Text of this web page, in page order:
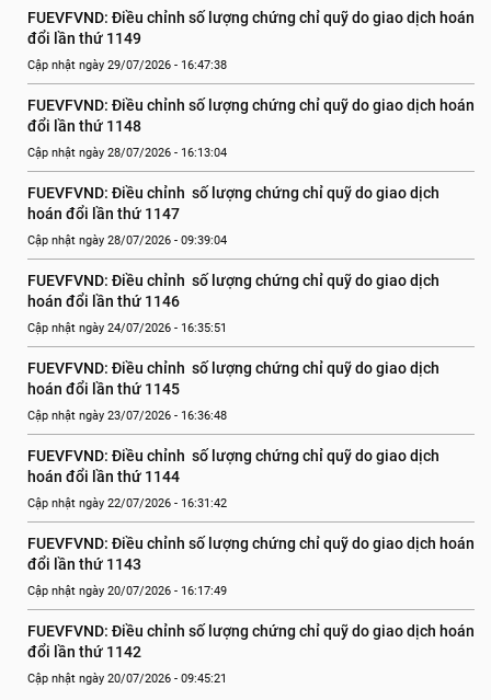
FUEVFVND: Điều chỉnh số lượng chứng chỉ quỹ do giao dịch hoán
đổi lần thứ 1149
Cập nhật ngày 29/07/2026 - 16:47:38
FUEVFVND: Điều chỉnh số lượng chứng chỉ quỹ do giao dịch hoán
đổi lần thứ 1148
Cập nhật ngày 28/07/2026 - 16:13:04
FUEVFVND: Điều chỉnh  số lượng chứng chỉ quỹ do giao dịch
hoán đổi lần thứ 1147
Cập nhật ngày 28/07/2026 - 09:39:04
FUEVFVND: Điều chỉnh  số lượng chứng chỉ quỹ do giao dịch
hoán đổi lần thứ 1146
Cập nhật ngày 24/07/2026 - 16:35:51
FUEVFVND: Điều chỉnh  số lượng chứng chỉ quỹ do giao dịch
hoán đổi lần thứ 1145
Cập nhật ngày 23/07/2026 - 16:36:48
FUEVFVND: Điều chỉnh  số lượng chứng chỉ quỹ do giao dịch
hoán đổi lần thứ 1144
Cập nhật ngày 22/07/2026 - 16:31:42
FUEVFVND: Điều chỉnh số lượng chứng chỉ quỹ do giao dịch hoán
đổi lần thứ 1143
Cập nhật ngày 20/07/2026 - 16:17:49
FUEVFVND: Điều chỉnh số lượng chứng chỉ quỹ do giao dịch hoán
đổi lần thứ 1142
Cập nhật ngày 20/07/2026 - 09:45:21